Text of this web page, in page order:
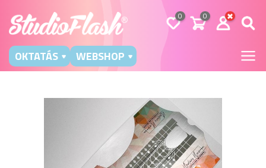
0 0
OKTATÁS WEBSHOP